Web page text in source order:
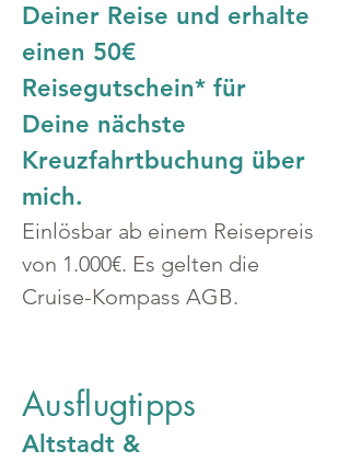
Deiner Reise und erhalte
einen 50€
Reisegutschein* für
Deine nächste
Kreuzfahrtbuchung über
mich.
Einlösbar ab einem Reisepreis
von 1.000€. Es gelten die
Cruise-Kompass AGB.
Ausflugtipps
Altstadt &